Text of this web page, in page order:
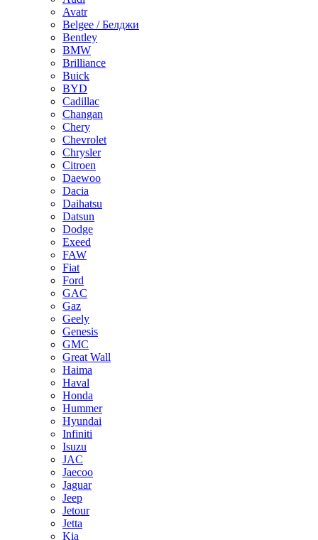
Avatr
Belgee / Белджи
Bentley
BMW
Brilliance
Buick
BYD
Cadillac
Changan
Chery
Chevrolet
Chrysler
Citroen
Daewoo
Dacia
Daihatsu
Datsun
Dodge
Exeed
FAW
Fiat
Ford
GAC
Gaz
Geely
Genesis
GMC
Great Wall
Haima
Haval
Honda
Hummer
Hyundai
Infiniti
Isuzu
JAC
Jaecoo
Jaguar
Jeep
Jetour
Jetta
Kia